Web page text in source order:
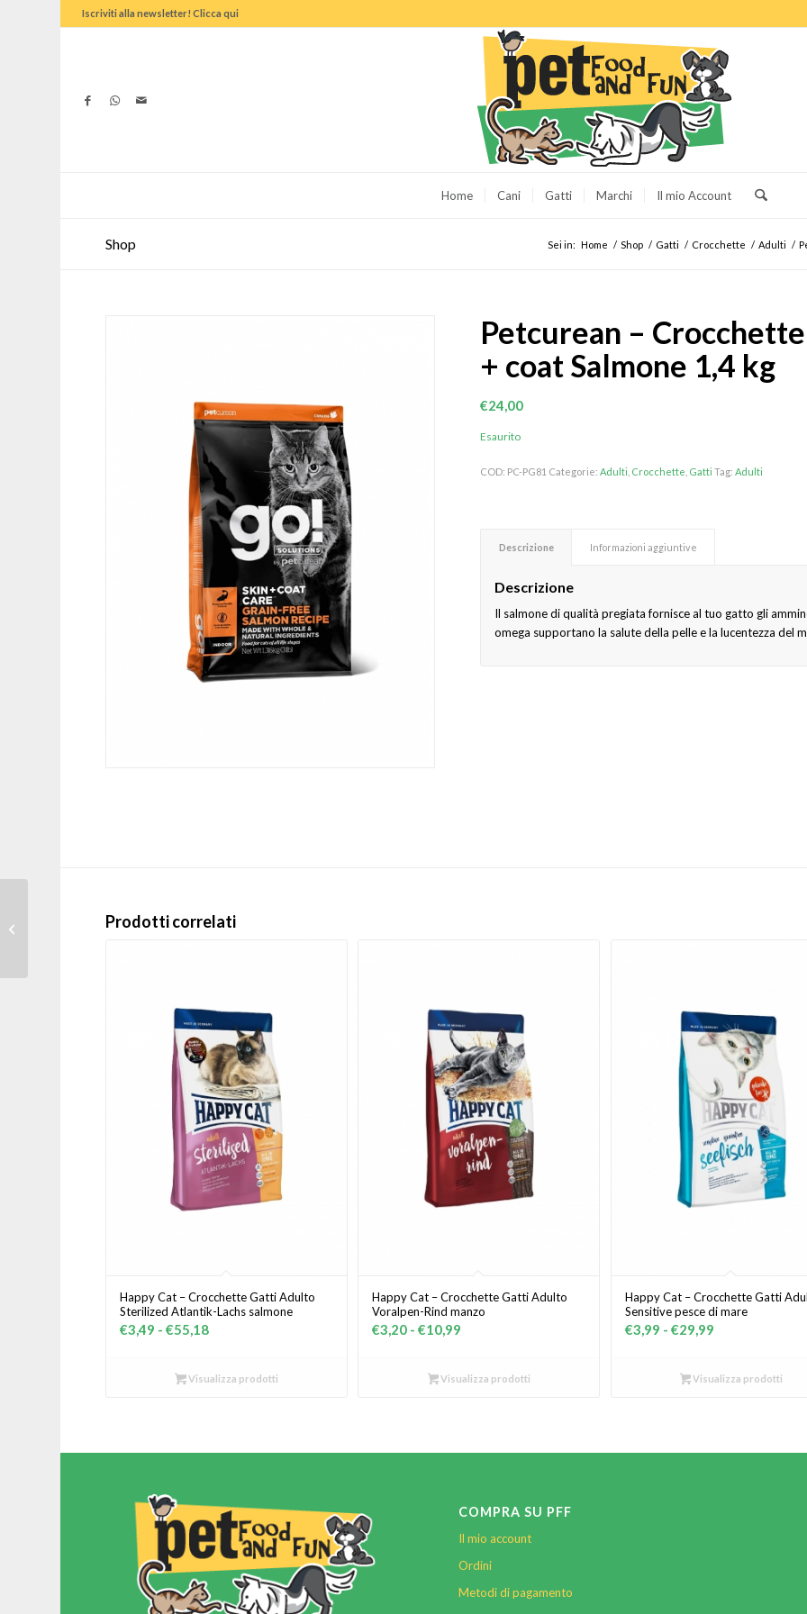
Iscriviti alla newsletter! Clicca qui
Home Cani Gatti Marchi Il mio Account
Shop Sei in: Home / Shop / Gatti / Crocchette / Adulti /
Petcurean –
+ coat Salmone 1,4 kg
€24,00
Esaurito
COD: PC-PG81 Categorie:Adulti Crocchette Gatti Tag:Adulti
Descrizione Informazioni aggiuntive
Descrizione
Il salmone di qualità pregiata fornisce al tuo gatto gli
omega supportano la salute della pelle e la lucentezza del
Prodotti correlati
Happy Cat – Crocchette Gatti Adulto
Sterilized Atlantik-Lachs salmone
€3,49 - €55,18Fascia
prezzo:
€55,18
Visualizza prodotti
Happy Cat – Crocchette Gatti Adulto
Voralpen-Rind manzo
€3,20 - €10,99
prezzo:
€10,99
Visualizza prodotti
Happy Cat – Crocchette Gatti
Sensitive pesce di mare
€3,99 - €29,99Fascia
prezzo:
€29,99
Visualizza prodotti
COMPRA SU PFF
Il mio account
Ordini
Metodi di pagamento
Gatti Adulto Go!